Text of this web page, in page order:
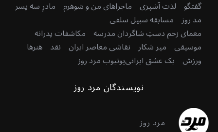
گفتگو لذت آشپزی ماجراهای من و شوهرم مادرِ سه پسر
مد روز مسابقه سبیل سلفی
معمای زخم دستِ شاگردان مدرسه مکاشفات پدرانه
موسیقی میر شکار نقاشی معاصر ایران نقد هنرها
ورزش یک عشق ایرانییوتیوب مرد روز
نویسندگان مرد روز
مرد روز